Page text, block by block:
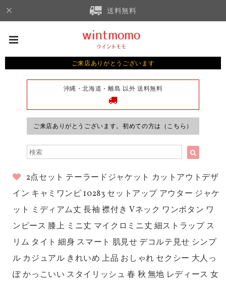
送料無料
ご来店ありがとうございます
沖縄・北海道・離島 以外 送料無料
ご来店ありがとうございます。初めての方は（こちら）
2点セット テーラードジャケット カットアウトデザ
イン キャミワンピ 10283 セットアップ アウター ジャケ
ット ミディアム丈 長袖 襟付き Vネック ワンボタン ワ
ンピース 膝上 ミニ丈 マイクロミニ丈 細ストラップ ス
リム タイト 細身 スマート 肌見せ デコルテ見せ シンプ
ル カジュアル きれいめ 上品 おしゃれ セクシー 大人っ
ぽ かっこいい スタイリッシュ 春 秋 無地 レディース 女